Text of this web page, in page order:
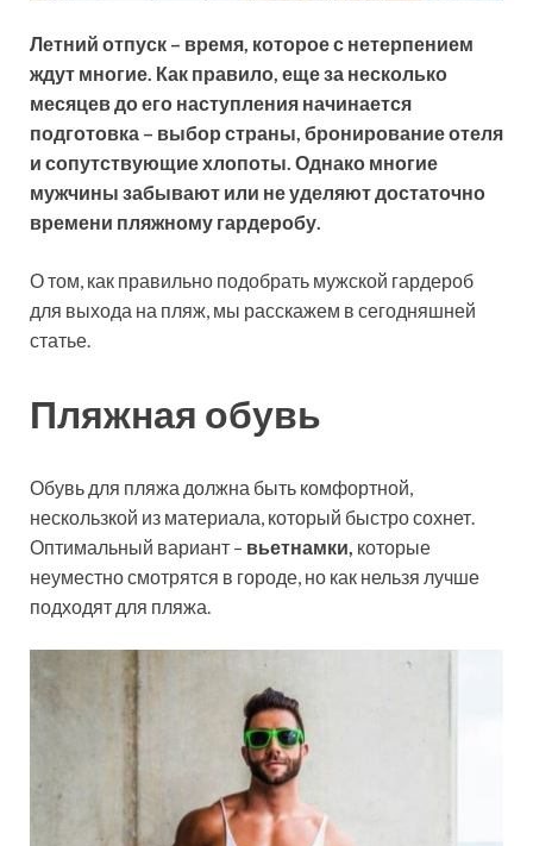
Летний отпуск – время, которое с нетерпением
ждут многие. Как правило, еще за несколько
месяцев до его наступления начинается
подготовка – выбор страны, бронирование отеля
и сопутствующие хлопоты. Однако многие
мужчины забывают или не уделяют достаточно
времени пляжному гардеробу.
О том, как правильно подобрать мужской гардероб
для выхода на пляж, мы расскажем в сегодняшней
статье.
Пляжная обувь
Обувь для пляжа должна быть комфортной,
нескользкой из материала, который быстро сохнет.
Оптимальный вариант – вьетнамки, которые
неуместно смотрятся в городе, но как нельзя лучше
подходят для пляжа.